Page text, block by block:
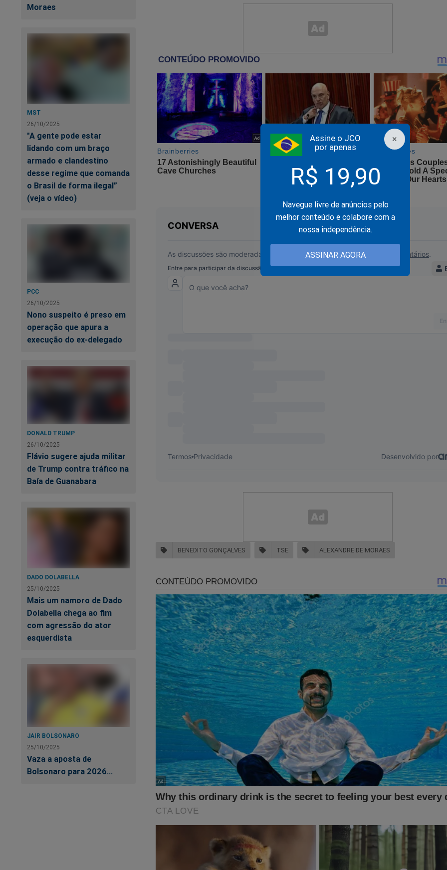
×
Assine o JCO
por apenas
R$ 19,90
Navegue livre de anúncios pelo
melhor conteúdo e colabore com a
nossa independência.
ASSINAR AGORA
Moraes
MST
26/10/2025
"A gente pode estar
lidando com um braço
armado e clandestino
desse regime que comanda
o Brasil de forma ilegal”
(veja o vídeo)
PCC
26/10/2025
Nono suspeito é preso em
operação que apura a
execução do ex-delegado
DONALD TRUMP
26/10/2025
Flávio sugere ajuda militar
de Trump contra tráfico na
Baía de Guanabara
DADO DOLABELLA
25/10/2025
Mais um namoro de Dado
Dolabella chega ao fim
com agressão do ator
esquerdista
JAIR BOLSONARO
25/10/2025
Vaza a aposta de
Bolsonaro para 2026...
Baixe o aplicativo do Jornal da Cidade Online e seja notificado sempre que algo
Quer ganhar um livro sobre o STF, navegar sem publicidade pelo JCO e ter acesso ao
conteúdo exclusivo da Revista A Verdade?
É muito simples! Basta assinar o PLANO ANUAL do JCO por apenas R$ 11,99
Clique no link abaixo:
https://assinante.jornaldacidadeonline.com.br/apresentacao
Outra maneira de apoiar o JCO é adquirindo a obra "O Fantasma do Alvorada - A
do Crime" que revela assuntos proibidos sobre o "sistema". Basta clicar no link abaixo:
https://shoppingconservador.com.br/o-fantasma-do-alvorada-a-volta-a-cena-do-
Contamos com você!
BENEDITO GONÇALVES TSE ALEXANDRE DE MORAES